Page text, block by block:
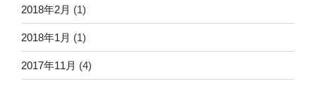
2018年2月 (1)
2018年1月 (1)
2017年11月 (4)